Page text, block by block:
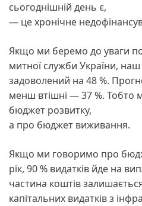
сьогоднішній день є,
— це хронічне
Якщо ми беремо до уваги
митної служби України,
задоволений на 48 %.
менш втішні — 37 %. Тобто
бюджет розвитку,
а про бюджет виживання.
Якщо ми говоримо про
рік, 90 % видатків йде на
частина коштів
капітальних видатків з